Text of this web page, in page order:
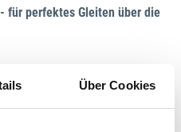
Über Cookies
für perfektes Gleiten über die
verhindert Einhaken des